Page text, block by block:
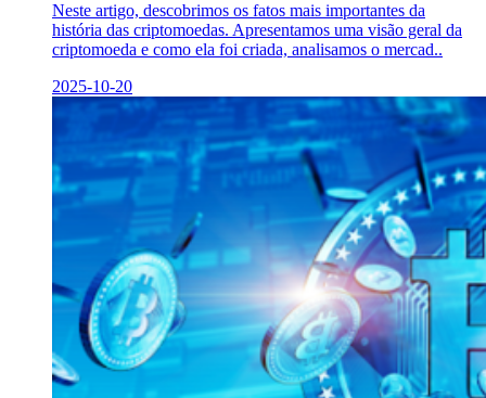
Neste artigo, descobrimos os fatos mais importantes da
história das criptomoedas. Apresentamos uma visão geral da
criptomoeda e como ela foi criada, analisamos o mercad..
2025-10-20